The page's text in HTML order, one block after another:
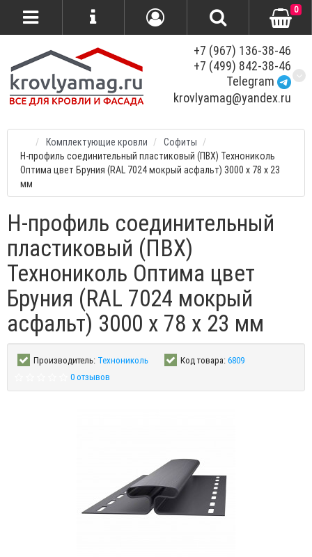
+7 (967) 136-38-46
+7 (499) 842-38-46
Telegram
krovlyamag@yandex.ru
0
Комплектующие кровли
Софиты
H-профиль соединительный пластиковый (ПВХ) Технониколь
Оптима цвет Бруния (RAL 7024 мокрый асфальт) 3000 x 78 x 23
мм
H-профиль соединительный
пластиковый (ПВХ)
Технониколь Оптима цвет
Бруния (RAL 7024 мокрый
асфальт) 3000 x 78 x 23 мм
Производитель: Технониколь Код товара:6809
0 отзывов